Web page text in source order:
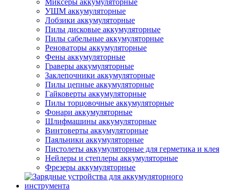
Миксеры аккумуляторные
УШМ аккумуляторные
Лобзики аккумуляторные
Пилы дисковые аккумуляторные
Пилы сабельные аккумуляторные
Реноваторы аккумуляторные
Фены аккумуляторные
Граверы аккумуляторные
Заклепочники аккумуляторные
Пилы цепные аккумуляторные
Гайковерты аккумуляторные
Пилы торцовочные аккумуляторные
Фонари аккумуляторные
Шлифмашины аккумуляторные
Винтоверты аккумуляторные
Паяльники аккумуляторные
Пистолеты аккумуляторные для герметика и клея
Нейлеры и степлеры аккумуляторные
Фрезеры аккумуляторные